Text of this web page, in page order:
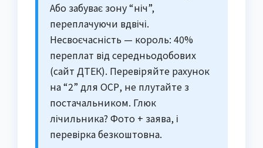
Або забуває зону “ніч”,
переплачуючи вдвічі.
Несвоєчасність — король: 40%
переплат від середньодобових
(сайт ДТЕК). Перевіряйте рахунок
на “2” для ОСР, не плутайте з
постачальником. Глюк
лічильника? Фото + заява, і
перевірка безкоштовна.